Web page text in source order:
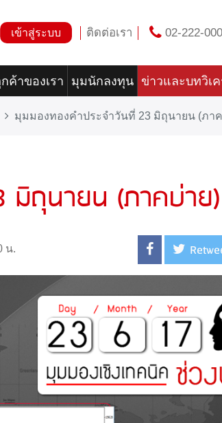
เข้าสู่ระบบ ติดต่อเรา 02-222-
ค้าของเรา มุมนักลงทุน ข่าวและบทวิเ
มุมมองทองคำประจำวันที่ 23 มิถุนายน (ภา
มิถุนายน (ภาคบ่า
น.